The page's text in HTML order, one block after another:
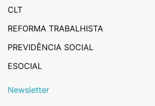
CLT
REFORMA TRABALHISTA
PREVIDÊNCIA SOCIAL
ESOCIAL
Newsletter